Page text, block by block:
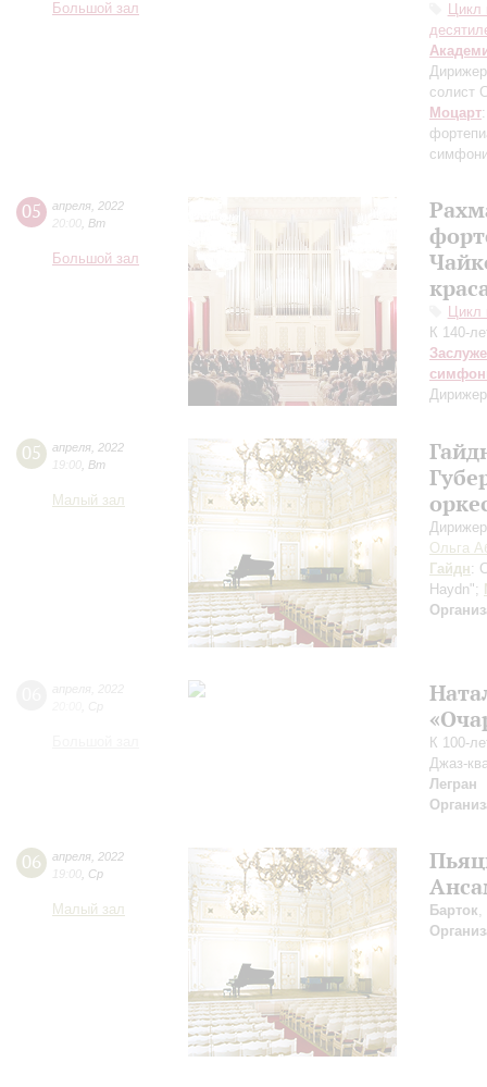
Большой зал
Цикл
солист
Моцарт
05 апреля 2022
20:00 Вт
Большой зал
Цикл
К 140-
05 апреля 2022
19:00 Вт
Малый зал
Ольга
Гайдн:
Haydn";
К 100-
Джаз-
Легран
06 апреля 2022
19:00 Ср
Малый зал Барток,